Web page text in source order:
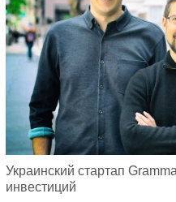
Украинский стартап
инвестиций